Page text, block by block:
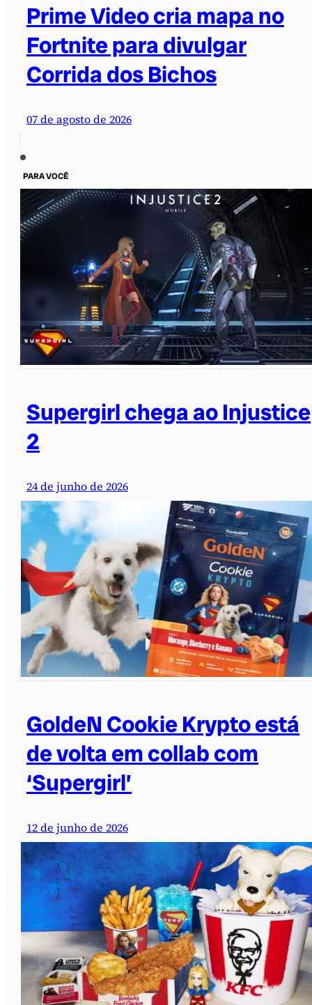
Prime Video cria mapa no
Fortnite para divulgar
Corrida dos Bichos
07 de agosto de 2026
PARA VOCÊ
Supergirl chega ao Injustice
2
24 de junho de 2026
GoldeN Cookie Krypto está
de volta em collab com
‘Supergirl’
12 de junho de 2026